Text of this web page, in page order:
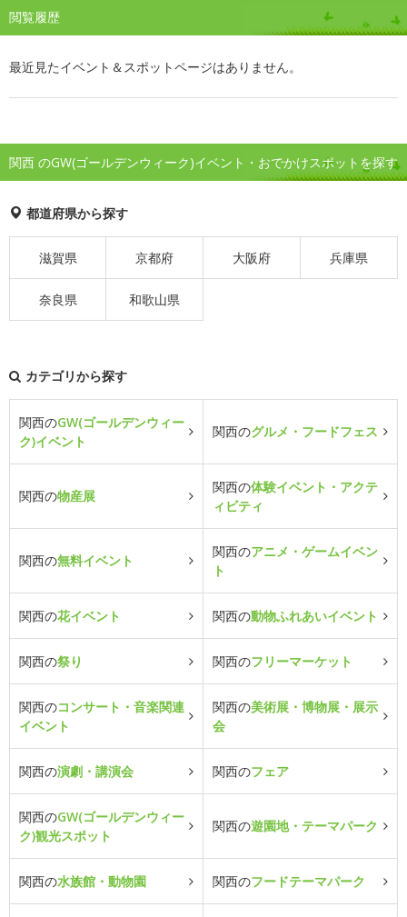
閲覧履歴
最近見たイベント＆スポットページはありません。
関西 のGW(ゴールデンウィーク)イベント・おでかけスポットを探す
都道府県から探す
滋賀県 京都府 大阪府 兵庫県
奈良県 和歌山県
カテゴリから探す
関西のGW(ゴールデンウィー
ク)イベント
関西のグルメ・フードフェス
関西の物産展
関西の体験イベント・アクテ
ィビティ
関西の無料イベント
関西のアニメ・ゲームイベン
ト
関西の花イベント 関西の動物ふれあいイベント
関西の祭り 関西のフリーマーケット
関西のコンサート・音楽関連
イベント
関西の美術展・博物展・展示
会
関西の演劇・講演会 関西のフェア
関西のGW(ゴールデンウィー
ク)観光スポット
関西の遊園地・テーマパーク
関西の水族館・動物園 関西のフードテーマパーク